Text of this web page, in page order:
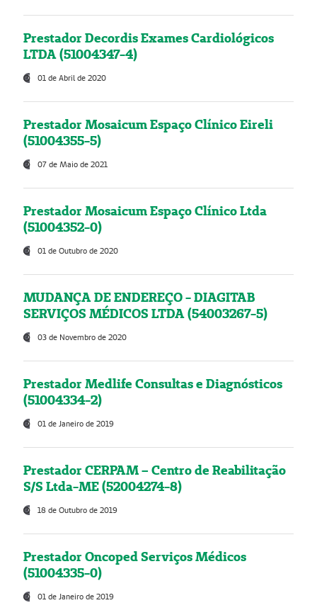
Prestador Decordis Exames Cardiológicos
LTDA (51004347-4)
01 de Abril de 2020
Prestador Mosaicum Espaço Clínico Eireli
(51004355-5)
07 de Maio de 2021
Prestador Mosaicum Espaço Clínico Ltda
(51004352-0)
01 de Outubro de 2020
MUDANÇA DE ENDEREÇO - DIAGITAB
SERVIÇOS MÉDICOS LTDA (54003267-5)
03 de Novembro de 2020
Prestador Medlife Consultas e Diagnósticos
(51004334-2)
01 de Janeiro de 2019
Prestador CERPAM – Centro de Reabilitação
S/S Ltda-ME (52004274-8)
18 de Outubro de 2019
Prestador Oncoped Serviços Médicos
(51004335-0)
01 de Janeiro de 2019